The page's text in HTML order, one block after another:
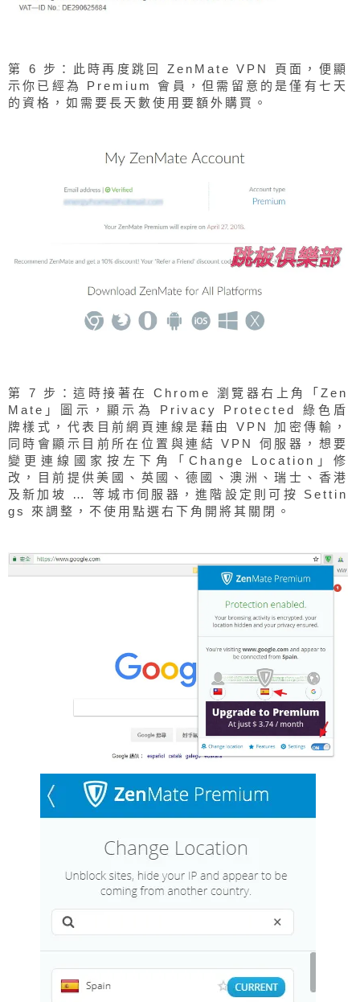
第 6 步：此時再度跳回 ZenMate VPN 頁面，便顯
示你已經為 Premium 會員，但需留意的是僅有七天
的資格，如需要長天數使用要額外購買。
第 7 步：這時接著在 Chrome 瀏覽器右上角「Zen
Mate」圖示，顯示為 Privacy Protected 綠色盾
牌樣式，代表目前網頁連線是藉由 VPN 加密傳輸，
同時會顯示目前所在位置與連結 VPN 伺服器，想要
變更連線國家按左下角「Change Location」修
改，目前提供美國、英國、德國、澳洲、瑞士、香港
及新加坡 … 等城市伺服器，進階設定則可按 Settin
gs 來調整，不使用點選右下角開將其關閉。